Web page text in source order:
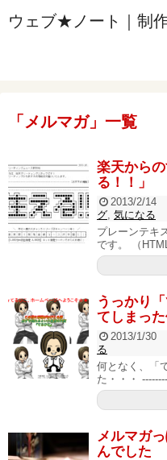
ウェブ★ノート｜制
「 メルマガ」 一覧
楽天から
る！！」
2013/2/14
グ 気になる
プレーンテキ
です。 （
うっかり
てしまっ
2013/1/30
る
何となく、「
た・・・
メルマガ
んでした